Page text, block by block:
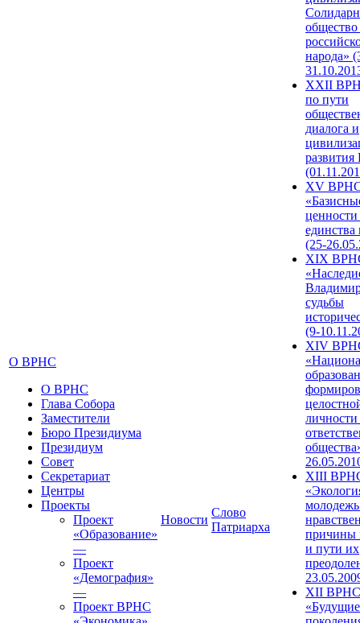
О ВРНС
О ВРНС
Глава Собора
Заместители
Бюро Президиума
Президиум
Совет
Секретариат
Центры
Проекты
Проект
«Образование»
—
Проект
«Демография»
—
Проект ВРНС
Новости
Слово
Патриарха
народа»
XXII
по пути
диалога и
развития
XV
единства
(25-
XIX
судьбы
(9-
XIV
XIII
причины
и пути их
XII ВРНС
«Будущие